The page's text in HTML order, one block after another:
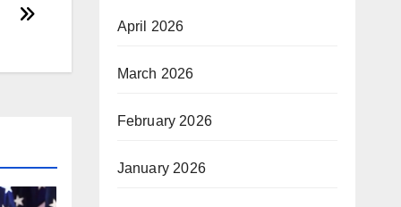
April 2026
March 2026
February 2026
January 2026